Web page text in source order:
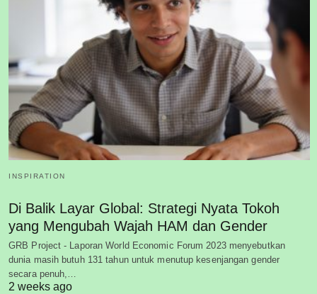
INSPIRATION
Di Balik Layar Global: Strategi Nyata Tokoh
yang Mengubah Wajah HAM dan Gender
GRB Project - Laporan World Economic Forum 2023 menyebutkan
dunia masih butuh 131 tahun untuk menutup kesenjangan gender
secara penuh,…
2 weeks ago